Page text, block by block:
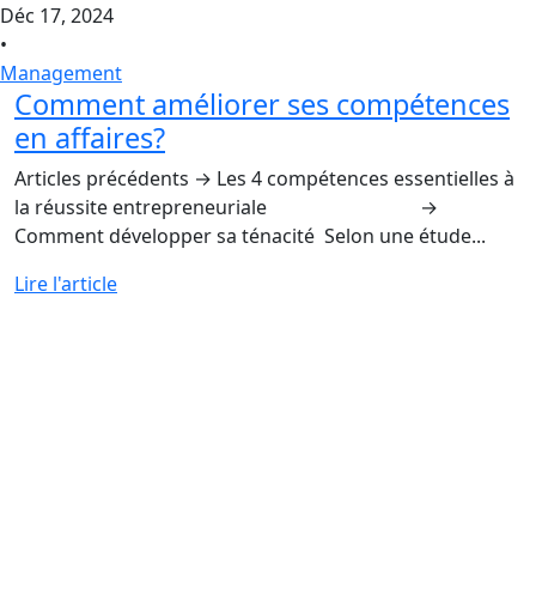
Déc 17, 2024
•
Management
Comment améliorer ses compétences
en affaires?
Articles précédents → Les 4 compétences essentielles à
la réussite entrepreneuriale →
Comment développer sa ténacité Selon une étude...
Lire l'article